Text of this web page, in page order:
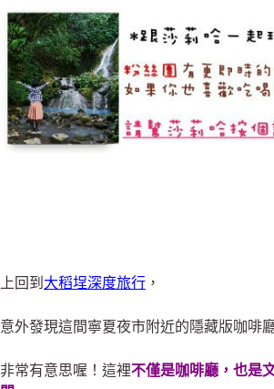
上回到 大稻埕深度旅行 ，
意外發現這間寧夏夜市附近的隱藏版咖啡
非常有意思喔！這裡不僅是咖啡廳，也是